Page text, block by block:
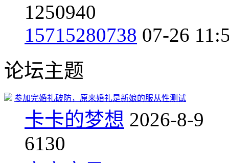
1250940
15715280738 07-26
论坛主题
参加完婚礼破防，原来婚礼是新娘的服从性测试
卡卡的梦想 2026-8-9
6130